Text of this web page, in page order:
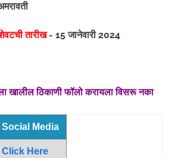
तारीख - 15 जानेवारी 2024
खालील ठिकाणी फॉलो करायला विसरू नका
Social Media
Click Here